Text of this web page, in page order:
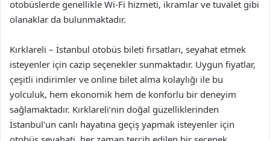
otobüslerde genellikle Wi-Fi hizmeti, ikramlar ve tuvalet gibi
olanaklar da bulunmaktadır.
Kırklareli – İstanbul otobüs bileti fırsatları, seyahat etmek
isteyenler için cazip seçenekler sunmaktadır. Uygun fiyatlar,
çeşitli indirimler ve online bilet alma kolaylığı ile bu
yolculuk, hem ekonomik hem de konforlu bir deneyim
sağlamaktadır. Kırklareli’nin doğal güzelliklerinden
İstanbul’un canlı hayatına geçiş yapmak isteyenler için